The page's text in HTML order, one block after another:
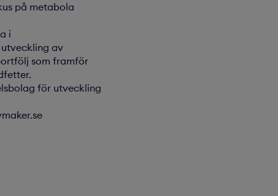
på metabola
i
av
som framför
för utveckling